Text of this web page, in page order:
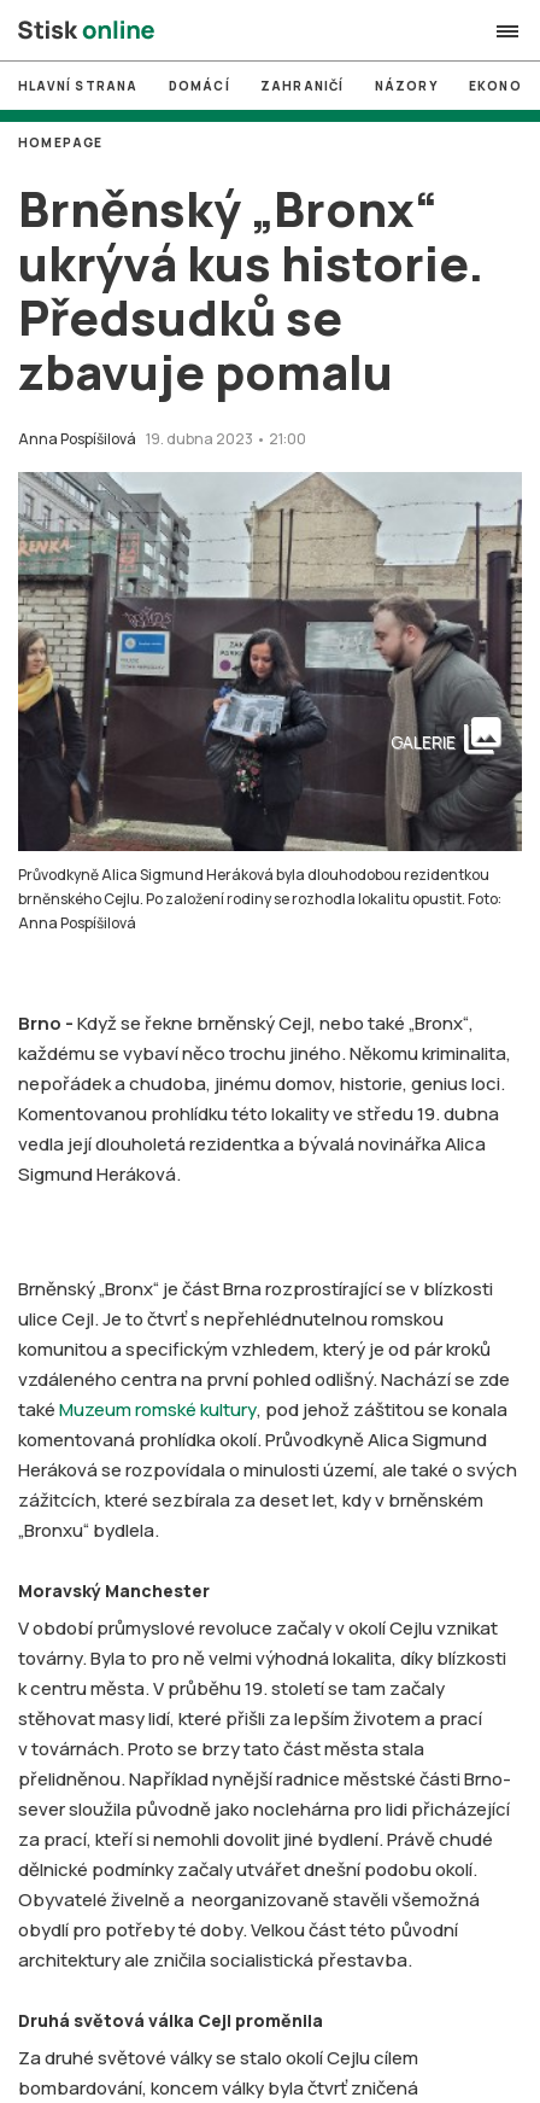
search
# MUNI
# Brno
# volby
login PŘIHLÁSIT SE
Zapomněli jste heslo?
HLAVNÍ STRANA DOMÁCÍ ZAHRANIČÍ NÁZORY
Brněnský „Bronx“
ukrývá kus historie.
Předsudků se
zbavuje pomalu
Anna Pospíšilová 19. dubna 2023 • 21:00
HOMEPAGE
Průvodkyně Alica Sigmund Heráková byla dlouhodobou rezidentkou
brněnského Cejlu. Po založení rodiny se rozhodla lokalitu opustit. Foto:
Anna Pospíšilová
GALERIE collections
Brno -Když se řekne brněnský Cejl, nebo také „Bronx“,
každému se vybaví něco trochu jiného. Někomu kriminalita,
nepořádek a chudoba, jinému domov, historie, genius loci.
Komentovanou prohlídku této lokality ve středu 19. dubna
vedla její dlouholetá rezidentka a bývalá novinářka Alica
Sigmund Heráková.
Brněnský „Bronx“ je část Brna rozprostírající se v blízkosti
ulice Cejl. Je to čtvrť s nepřehlédnutelnou romskou
komunitou a specifickým vzhledem, který je od pár kroků
vzdáleného centra na první pohled odlišný. Nachází se zde
takéMuzeum romské kultury, pod jehož záštitou se konala
komentovaná prohlídka okolí. Průvodkyně Alica Sigmund
Heráková se rozpovídala o minulosti území, ale také o svých
zážitcích, které sezbírala za deset let, kdy v brněnském
„Bronxu“ bydlela.
Moravský Manchester
V období průmyslové revoluce začaly v okolí Cejlu vznikat
továrny. Byla to pro ně velmi výhodná lokalita, díky blízkosti
k centru města. V průběhu 19. století se tam začaly
stěhovat masy lidí, které přišli za lepším životem a prací
v továrnách. Proto se brzy tato část města stala
přelidněnou. Například nynější radnice městské části Brno-
sever sloužila původně jako noclehárna pro lidi přicházející
za prací, kteří si nemohli dovolit jiné bydlení. Právě chudé
dělnické podmínky začaly utvářet dnešní podobu okolí.
Obyvatelé živelně a neorganizovaně stavěli všemožná
obydlí pro potřeby té doby. Velkou část této původní
architektury ale zničila socialistická přestavba.
Druhá světová válka Cejl proměnila
Za druhé světové války se stalo okolí Cejlu cílem
bombardování, koncem války byla čtvrť zničená